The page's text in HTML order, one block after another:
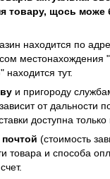
товару, щось може
находится по
местонахождения
находится тут.
и пригороду
от дальности
доступна только
(стоимость
товара и способа